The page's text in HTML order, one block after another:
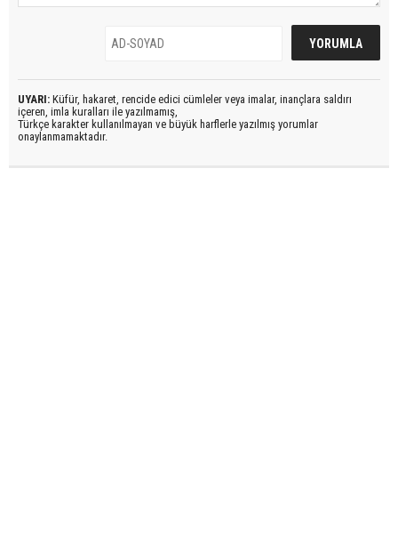
UYARI: Küfür, hakaret, rencide edici cümleler veya imalar, inançlara saldırı
içeren, imla kuralları ile yazılmamış,
Türkçe karakter kullanılmayan ve büyük harflerle yazılmış yorumlar
onaylanmamaktadır.